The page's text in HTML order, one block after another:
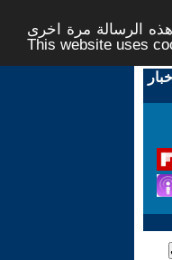
الرسالة مرة اخرى -
This website uses
اخبار